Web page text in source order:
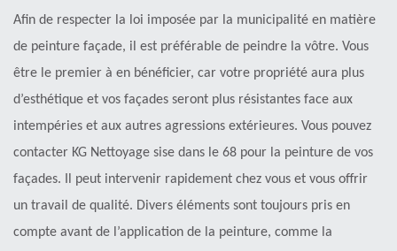
Afin de respecter la loi imposée par la municipalité en matière
de peinture façade, il est préférable de peindre la vôtre. Vous
être le premier à en bénéficier, car votre propriété aura plus
d’esthétique et vos façades seront plus résistantes face aux
intempéries et aux autres agressions extérieures. Vous pouvez
contacter KG Nettoyage sise dans le 68 pour la peinture de vos
façades. Il peut intervenir rapidement chez vous et vous offrir
un travail de qualité. Divers éléments sont toujours pris en
compte avant de l’application de la peinture, comme la